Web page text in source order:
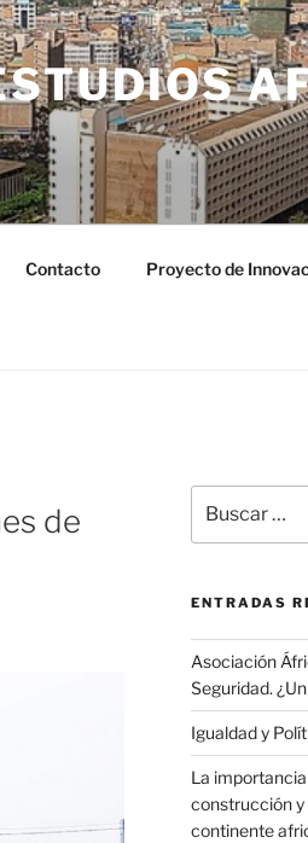
Contacto Proyecto de
de
por:
ENTRADAS
Asociación
Seguridad.
Igualdad y
La
construcción y
continente